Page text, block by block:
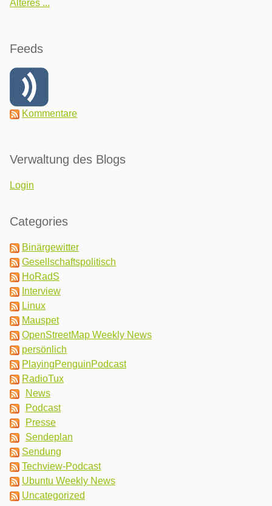
Älteres ...
Feeds
Kommentare
Verwaltung des Blogs
Login
Categories
Binärgewitter
Gesellschaftspolitisch
HoRadS
Interview
Linux
Mauspet
OpenStreetMap Weekly News
persönlich
PlayingPenguinPodcast
RadioTux
News
Podcast
Presse
Sendeplan
Sendung
Techview-Podcast
Ubuntu Weekly News
Uncategorized